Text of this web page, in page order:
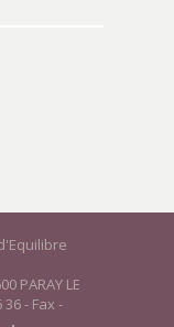
PARAY LE
- Fax -